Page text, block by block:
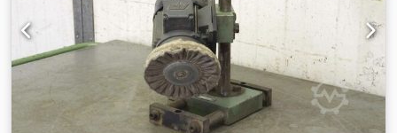
Fotos -Abmessung ges.: 590/280/H750 mm -Gewicht: 27 kg